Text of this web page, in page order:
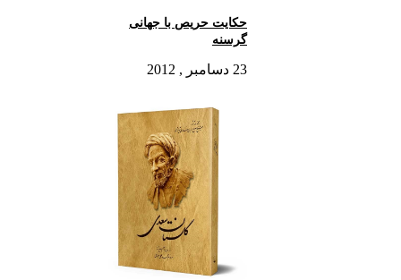
حکایت حریص با جهانی
گرسنه
23 دسامبر , 2012